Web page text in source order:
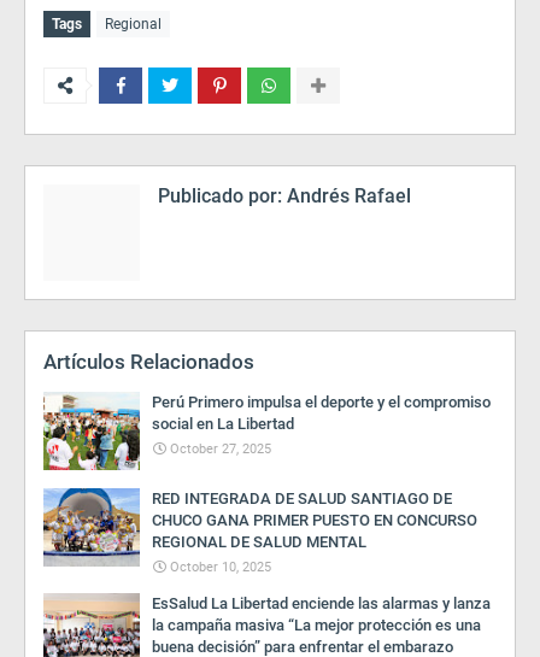
Tags Regional
Publicado por: Andrés Rafael
Artículos Relacionados
Perú Primero impulsa el deporte y el compromiso
social en La Libertad
October 27, 2025
RED INTEGRADA DE SALUD SANTIAGO DE
CHUCO GANA PRIMER PUESTO EN CONCURSO
REGIONAL DE SALUD MENTAL
October 10, 2025
EsSalud La Libertad enciende las alarmas y lanza
la campaña masiva “La mejor protección es una
buena decisión” para enfrentar el embarazo